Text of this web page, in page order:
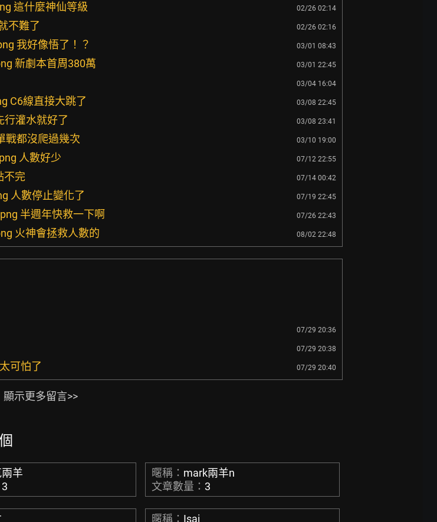
這什麼神仙等級 02/26 02:14
不難了 02/26 02:16
我好像悟了！？ 03/01 08:43
新劇本首周380萬 03/01 22:45
03/04 16:04
C6線直接大跳了 03/08 22:45
行灌水就好了 03/08 23:41
戰都沒爬過幾次 03/10 19:00
人數好少 07/12 22:55
不完 07/14 00:42
人數停止變化了 07/19 22:45
半週年快救一下啊 07/26 22:43
火神會拯救人數的 08/02 22:48
07/29 20:36
07/29 20:38
可怕了 07/29 20:40
顯示更多留言>>
羊
3
暱稱： mark兩羊n
文章數量： 3
暱稱： Isai